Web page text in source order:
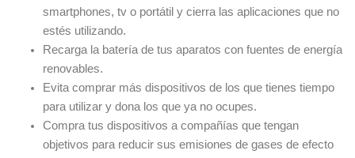
smartphones, tv o portátil y cierra las aplicaciones que no
estés utilizando.
Recarga la batería de tus aparatos con fuentes de energía
renovables.
Evita comprar más dispositivos de los que tienes tiempo
para utilizar y dona los que ya no ocupes.
Compra tus dispositivos a compañías que tengan
objetivos para reducir sus emisiones de gases de efecto